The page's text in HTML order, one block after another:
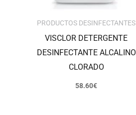
PRODUCTOS DESINFECTANTES
VISCLOR DETERGENTE
DESINFECTANTE ALCALINO
CLORADO
58.60€